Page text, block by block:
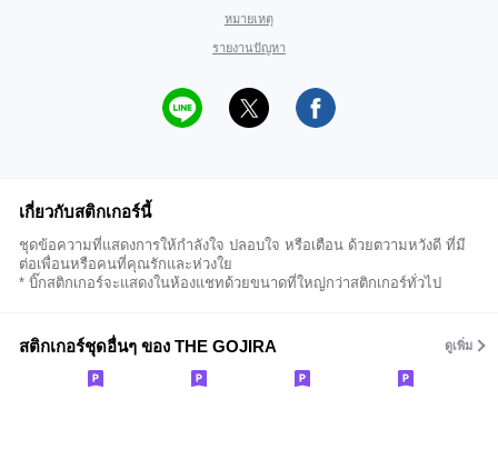
หมายเหตุ
รายงานปัญหา
เกี่ยวกับสติกเกอร์นี้
ชุดข้อความที่แสดงการให้กำลังใจ ปลอบใจ หรือเตือน ด้วยตวามหวังดี ที่มี
ต่อเพื่อนหรือคนที่คุณรักและห่วงใย
* บิ๊กสติกเกอร์จะแสดงในห้องแชทด้วยขนาดที่ใหญ่กว่าสติกเกอร์ทั่วไป
สติกเกอร์ชุดอื่นๆ ของ THE GOJIRA ดูเพิ่ม